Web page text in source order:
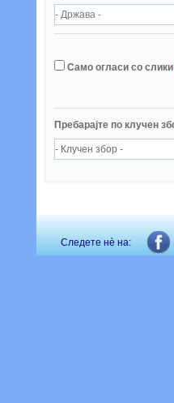
Само огласи со слики
Пребарајте по клучен
Следете нè на: